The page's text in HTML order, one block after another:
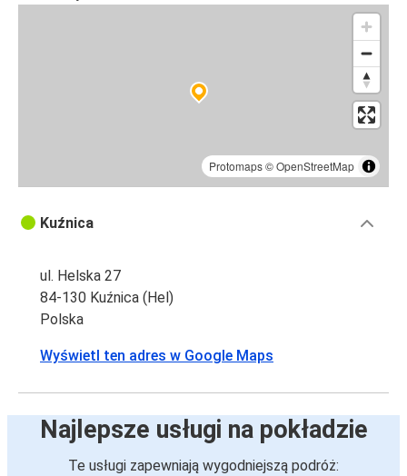
Protomaps©OpenStreetMap
Kuźnica
ul. Helska 27
84-130 Kuźnica (Hel)
Polska
Wyświetl ten adres w Google Maps
Najlepsze usługi na pokładzie
Te usługi zapewniają wygodniejszą podróż: